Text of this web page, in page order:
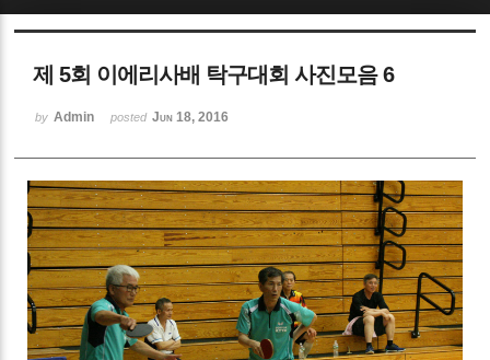
제 5회 이에리사배 탁구대회 사진모음 6
by Admin posted Jun 18, 2016
Sketchbook5, 스케치북5
Sketchbook5, 스케치북5